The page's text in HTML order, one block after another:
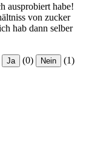
ausprobiert habe!
von zucker
hab dann selber
Ja (0) Nein (1)